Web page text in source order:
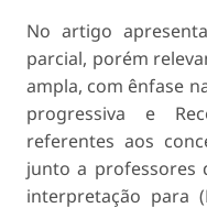
No artigo
parcial, porém
ampla, com ênfase
progressiva e
referentes aos
junto a professores
interpretação para